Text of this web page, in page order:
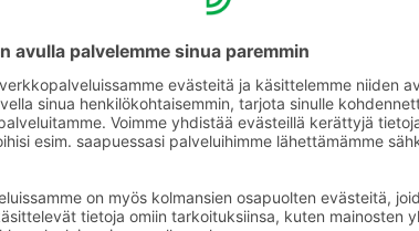
Hihna247-lähetys Prisman Facebook-sivulla
fi.facebook.com/prisma.fi/. Katsojat voivat
sekä Twitterissä aihetunnisteella #hihna247.
Lisätietoja medialle:
Juha-Matti Levo, community manager, S-
matti.levo@sok.fi